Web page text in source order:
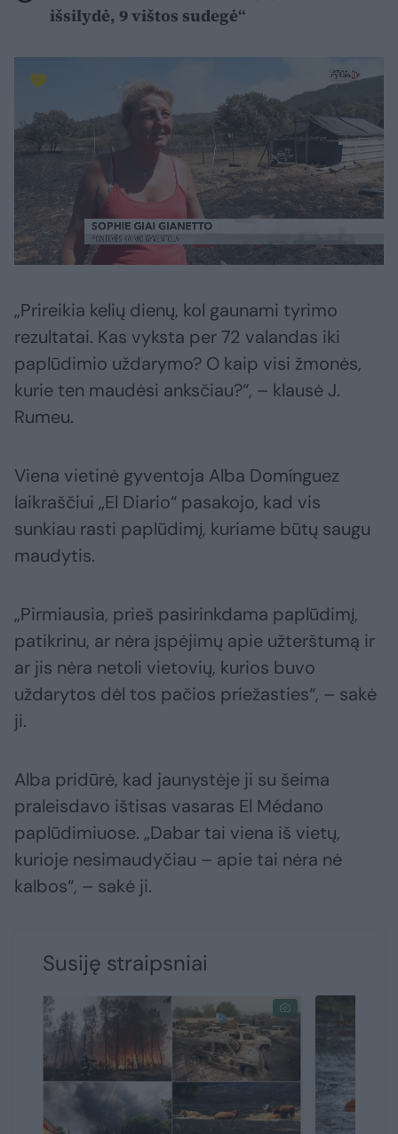
išsilydė, 9 vištos sudegė“
„Prireikia kelių dienų, kol gaunami tyrimo
rezultatai. Kas vyksta per 72 valandas iki
paplūdimio uždarymo? O kaip visi žmonės,
kurie ten maudėsi anksčiau?“, – klausė J.
Rumeu.
Viena vietinė gyventoja Alba Domínguez
laikraščiui „El Diario“ pasakojo, kad vis
sunkiau rasti paplūdimį, kuriame būtų saugu
maudytis.
„Pirmiausia, prieš pasirinkdama paplūdimį,
patikrinu, ar nėra įspėjimų apie užterštumą ir
ar jis nėra netoli vietovių, kurios buvo
uždarytos dėl tos pačios priežasties“, – sakė
ji.
Alba pridūrė, kad jaunystėje ji su šeima
praleisdavo ištisas vasaras El Médano
paplūdimiuose. „Dabar tai viena iš vietų,
kurioje nesimaudyčiau – apie tai nėra nė
kalbos“, – sakė ji.
Susiję straipsniai